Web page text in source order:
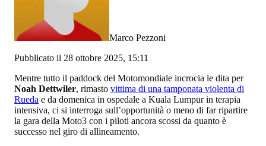
Marco Pezzoni
Pubblicato il 28 ottobre 2025, 15:11
Mentre tutto il paddock del Motomondiale incrocia le dita per
Noah Dettwiler, rimasto vittima di una tamponata violenta di
Rueda e da domenica in ospedale a Kuala Lumpur in terapia
intensiva, ci si interroga sull’opportunità o meno di far ripartire
la gara della Moto3 con i piloti ancora scossi da quanto è
successo nel giro di allineamento.